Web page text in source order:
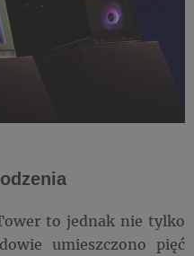
to jednak nie tylko
umieszczono pięć